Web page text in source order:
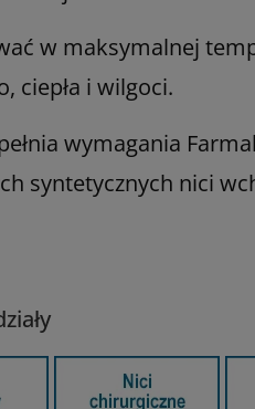
w maksymalnej
ciepła i wilgoci.
wymagania
syntetycznych nici